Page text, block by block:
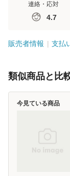
連絡・応対
4.7
販売者情報 支払
類似商品と比
今見ている商品